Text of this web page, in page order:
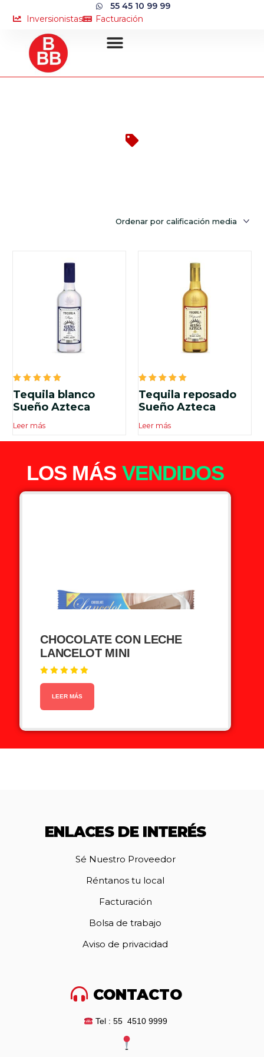
55 45 10 99 99
Inversionistas
Facturación
Valorado
en
5.00
de 5
Tequila blanco
Sueño Azteca
Leer más
Valorado
en
5.00
de 5
Tequila reposado
Sueño Azteca
Leer más
LOS MÁS VENDIDOS
CHOCOLATE CON LECHE
LANCELOT MINI
Valorado en
LEER MÁS
ENLACES DE INTERÉS
Sé Nuestro Proveedor
Réntanos tu local
Facturación
Bolsa de trabajo
Aviso de privacidad
CONTACTO
Tel : 55 4510 9999